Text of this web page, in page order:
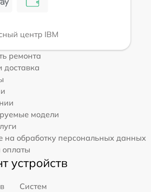
центр IBM
ремонта
доставка
модели
на обработку персональных данных
оплаты
устройств
Систем